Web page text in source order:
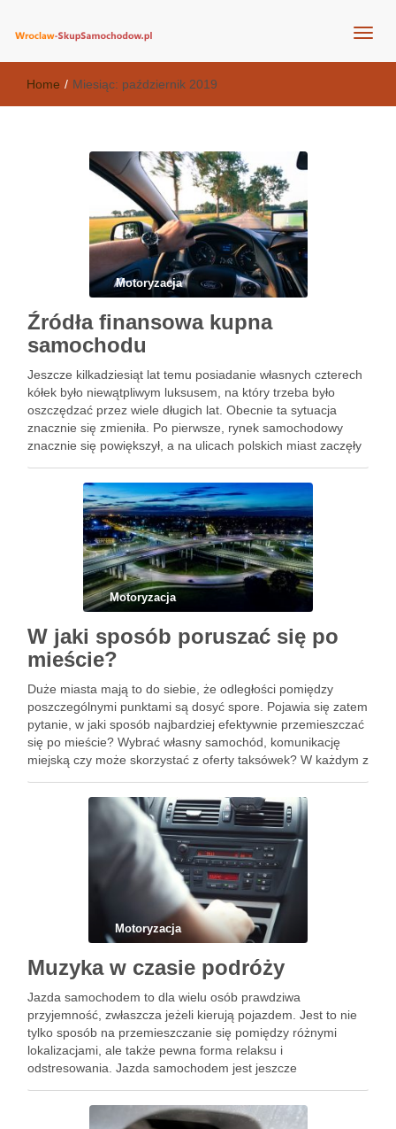
wroclaw-skupsamochodow.pl
Home / Miesiąc: październik 2019
Motoryzacja
Źródła finansowa kupna
samochodu
Jeszcze kilkadziesiąt lat temu posiadanie własnych czterech
kółek było niewątpliwym luksusem, na który trzeba było
oszczędzać przez wiele długich lat. Obecnie ta sytuacja
znacznie się zmieniła. Po pierwsze, rynek samochodowy
znacznie się powiększył, a na ulicach polskich miast zaczęły
możliwości jeżeli …
Motoryzacja
W jaki sposób poruszać się po
mieście?
Duże miasta mają to do siebie, że odległości pomiędzy
poszczególnymi punktami są dosyć spore. Pojawia się zatem
pytanie, w jaki sposób najbardziej efektywnie przemieszczać
się po mieście? Wybrać własny samochód, komunikację
miejską czy może skorzystać z oferty taksówek? W każdym z
Motoryzacja
Muzyka w czasie podróży
Jazda samochodem to dla wielu osób prawdziwa
przyjemność, zwłaszcza jeżeli kierują pojazdem. Jest to nie
tylko sposób na przemieszczanie się pomiędzy różnymi
lokalizacjami, ale także pewna forma relaksu i
odstresowania. Jazda samochodem jest jeszcze
głośników. Obecna technologia pozwala na swobodny wybór
nośników. Kiedyś …